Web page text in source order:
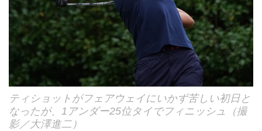
ティショットがフェアウェイにいかず苦しい初日と
なったが、1アンダー25位タイでフィニッシュ（撮
影／大澤進二）